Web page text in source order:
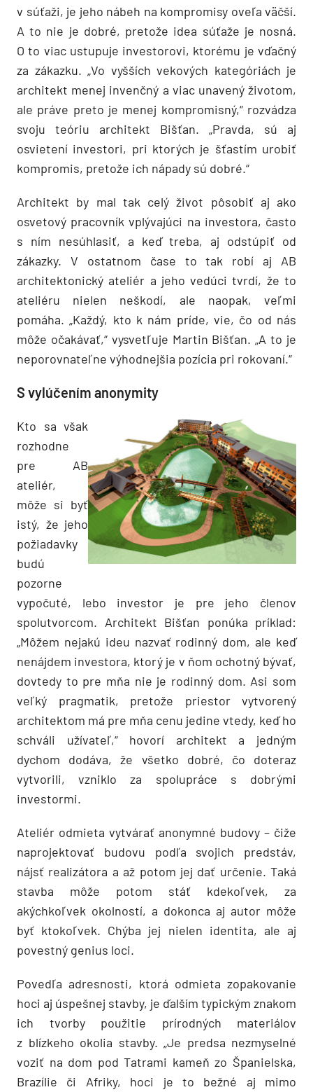
v súťaži, je jeho nábeh na kompromisy oveľa väčší.
A to nie je dobré, pretože idea súťaže je nosná.
O to viac ustupuje investorovi, ktorému je vďačný
za zákazku. „Vo vyšších vekových kategóriách je
architekt menej invenčný a viac unavený životom,
ale práve preto je menej kompromisný,“ rozvádza
svoju teóriu architekt Bišťan. „Pravda, sú aj
osvietení investori, pri ktorých je šťastím urobiť
kompromis, pretože ich nápady sú dobré.“
Architekt by mal tak celý život pôsobiť aj ako
osvetový pracovník vplývajúci na investora, často
s ním nesúhlasiť, a keď treba, aj odstúpiť od
zákazky. V ostatnom čase to tak robí aj AB
architektonický ateliér a jeho vedúci tvrdí, že to
ateliéru nielen neškodí, ale naopak, veľmi
pomáha. „Každý, kto k nám príde, vie, čo od nás
môže očakávať,“ vysvetľuje Martin Bišťan. „A to je
neporovnateľne výhodnejšia pozícia pri rokovaní.“
S vylúčením anonymity
Kto sa však
rozhodne
pre AB
ateliér,
môže si byť
istý, že jeho
požiadavky
budú
pozorne
vypočuté, lebo investor je pre jeho členov
spolutvorcom. Architekt Bišťan ponúka príklad:
„Môžem nejakú ideu nazvať rodinný dom, ale keď
nenájdem investora, ktorý je v ňom ochotný bývať,
dovtedy to pre mňa nie je rodinný dom. Asi som
veľký pragmatik, pretože priestor vytvorený
architektom má pre mňa cenu jedine vtedy, keď ho
schváli užívateľ,“ hovorí architekt a jedným
dychom dodáva, že všetko dobré, čo doteraz
vytvorili, vzniklo za spolupráce s dobrými
investormi.
Ateliér odmieta vytvárať anonymné budovy – čiže
naprojektovať budovu podľa svojich predstáv,
nájsť realizátora a až potom jej dať určenie. Taká
stavba môže potom stáť kdekoľvek, za
akýchkoľvek okolností, a dokonca aj autor môže
byť ktokoľvek. Chýba jej nielen identita, ale aj
povestný genius loci.
Povedľa adresnosti, ktorá odmieta zopakovanie
hoci aj úspešnej stavby, je ďalším typickým znakom
ich tvorby použitie prírodných materiálov
z blízkeho okolia stavby. „Je predsa nezmyselné
voziť na dom pod Tatrami kameň zo Španielska,
Brazílie či Afriky, hoci je to bežné aj mimo